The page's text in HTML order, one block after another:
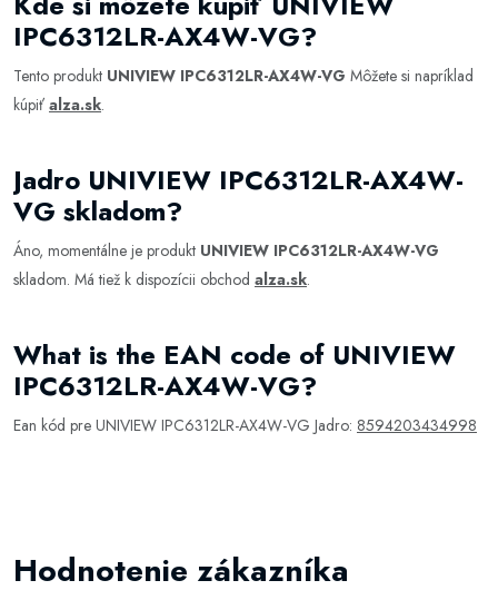
IPC6312LR-AX4W-VG?
Tento produkt UNIVIEW IPC6312LR-AX4W-VG Môžete si napríklad
kúpiť alza.sk.
Jadro UNIVIEW IPC6312LR-AX4W-
VG skladom?
Áno, momentálne je produkt UNIVIEW IPC6312LR-AX4W-VG
skladom. Má tiež k dispozícii obchod alza.sk.
What is the EAN code of UNIVIEW
IPC6312LR-AX4W-VG?
Ean kód pre UNIVIEW IPC6312LR-AX4W-VG Jadro: 8594203434998
Hodnotenie zákazníka